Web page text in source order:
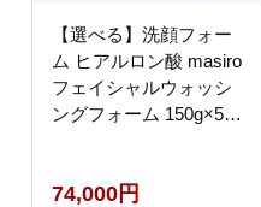
【選べる】洗顔フォー
ム ヒアルロン酸 masiro
フェイシャルウォッシ
ングフォーム 150g×5本
ム てんげん (a955-C)
74,000円